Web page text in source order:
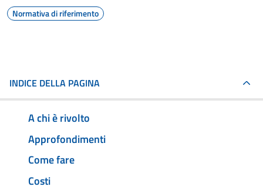
Normativa di riferimento
INDICE DELLA PAGINA
A chi è rivolto
Approfondimenti
Come fare
Costi